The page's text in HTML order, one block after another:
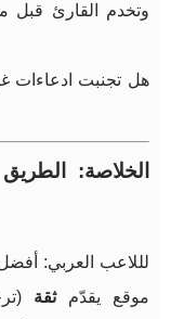
هل تجنبت ادعاءات
الخلاصة:
لللاعب العربي:
موقع يقدّمثقة